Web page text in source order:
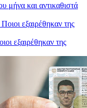
μήνα και αντικαθιστά
εξαιρέθηκαν της